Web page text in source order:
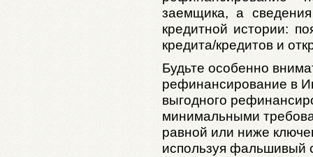
заемщика, а
кредитной истории:
кредита/кредитов и
Будьте особенно
рефинансирование в
выгодного
минимальными
равной или ниже
используя фальшивый